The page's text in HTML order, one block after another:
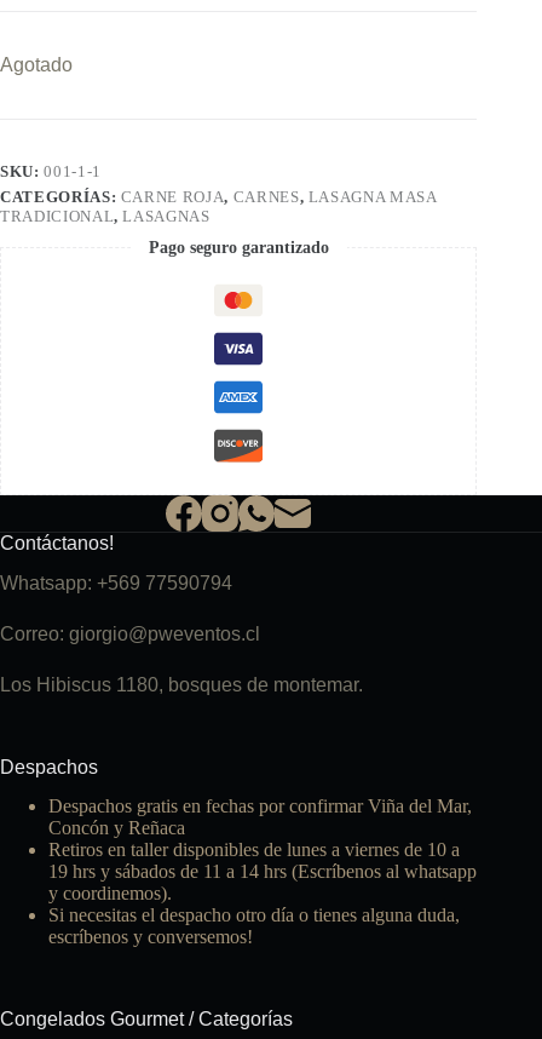
Agotado
SKU:001-1-1
CATEGORÍAS: CARNE ROJA, CARNES, LASAGNA MASA
TRADICIONAL,LASAGNAS
Pago seguro garantizado
Contáctanos!
Whatsapp: +569 77590794
Correo: giorgio@pweventos.cl
Los Hibiscus 1180, bosques de montemar.
Despachos
Despachos gratis en fechas por confirmar Viña del Mar,
Concón y Reñaca
Retiros en taller disponibles de lunes a viernes de 10 a
19 hrs y sábados de 11 a 14 hrs (Escríbenos al whatsapp
y coordinemos).
Si necesitas el despacho otro día o tienes alguna duda,
escríbenos y conversemos!
Congelados Gourmet / Categorías